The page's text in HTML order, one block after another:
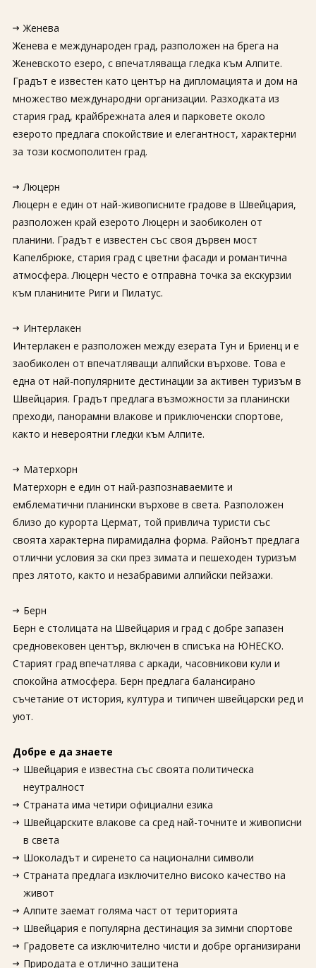
Женева
Женева е международен град, разположен на брега на
Женевското езеро, с впечатляваща гледка към Алпите.
Градът е известен като център на дипломацията и дом на
множество международни организации. Разходката из
стария град, крайбрежната алея и парковете около
езерото предлага спокойствие и елегантност, характерни
за този космополитен град.
Люцерн
Люцерн е един от най-живописните градове в Швейцария,
разположен край езерото Люцерн и заобиколен от
планини. Градът е известен със своя дървен мост
Капелбрюке, стария град с цветни фасади и романтична
атмосфера. Люцерн често е отправна точка за екскурзии
към планините Риги и Пилатус.
Интерлакен
Интерлакен е разположен между езерата Тун и Бриенц и е
заобиколен от впечатляващи алпийски върхове. Това е
една от най-популярните дестинации за активен туризъм в
Швейцария. Градът предлага възможности за планински
преходи, панорамни влакове и приключенски спортове,
както и невероятни гледки към Алпите.
Матерхорн
Матерхорн е един от най-разпознаваемите и
емблематични планински върхове в света. Разположен
близо до курорта Цермат, той привлича туристи със
своята характерна пирамидална форма. Районът предлага
отлични условия за ски през зимата и пешеходен туризъм
през лятото, както и незабравими алпийски пейзажи.
Берн
Берн е столицата на Швейцария и град с добре запазен
средновековен център, включен в списъка на ЮНЕСКО.
Старият град впечатлява с аркади, часовникови кули и
спокойна атмосфера. Берн предлага балансирано
съчетание от история, култура и типичен швейцарски ред и
уют.
Добре е да знаете
Швейцария е известна със своята политическа
неутралност
Страната има четири официални езика
Швейцарските влакове са сред най-точните и живописни
в света
Шоколадът и сиренето са национални символи
Страната предлага изключително високо качество на
живот
Алпите заемат голяма част от територията
Швейцария е популярна дестинация за зимни спортове
Градовете са изключително чисти и добре организирани
Природата е отлично защитена